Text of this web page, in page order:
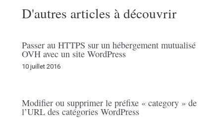
D'autres articles à découvrir
Passer au HTTPS sur un hébergement mutualisé
OVH avec un site WordPress
10 juillet 2016
Modifier ou supprimer le préfixe « category » de
l’URL des catégories WordPress